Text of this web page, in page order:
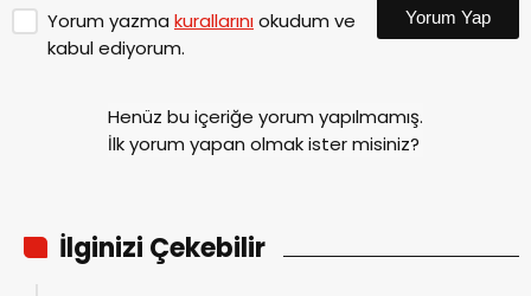
Yorum yazma kurallarınıokudum ve
kabul ediyorum.
Yorum Yap
Henüz bu içeriğe yorum yapılmamış.
İlk yorum yapan olmak ister misiniz?
İlginizi Çekebilir